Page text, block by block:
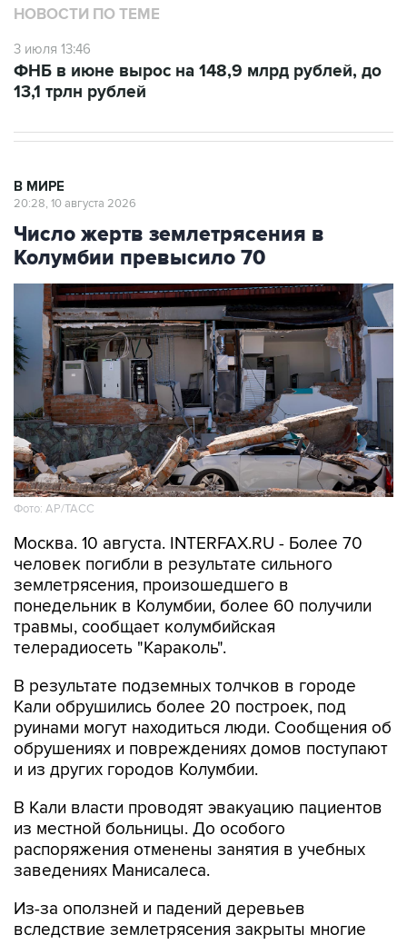
НОВОСТИ ПО ТЕМЕ
3 июля 13:46
ФНБ в июне вырос на 148,9 млрд рублей, до
13,1 трлн рублей
В МИРЕ
20:28, 10 августа 2026
Число жертв землетрясения в
Колумбии превысило 70
Фото: АР/ТАСС
Москва. 10 августа. INTERFAX.RU - Более 70
человек погибли в результате сильного
землетрясения, произошедшего в
понедельник в Колумбии, более 60 получили
травмы, сообщает колумбийская
телерадиосеть "Караколь".
В результате подземных толчков в городе
Кали обрушились более 20 построек, под
руинами могут находиться люди. Сообщения об
обрушениях и повреждениях домов поступают
и из других городов Колумбии.
В Кали власти проводят эвакуацию пациентов
из местной больницы. До особого
распоряжения отменены занятия в учебных
заведениях Манисалеса.
Из-за оползней и падений деревьев
вследствие землетрясения закрыты многие